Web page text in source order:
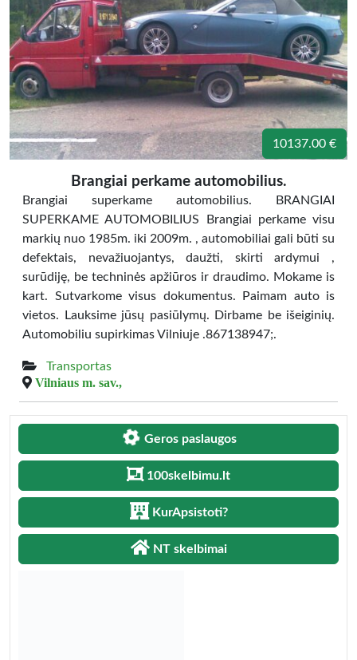
10137.00 €
Brangiai perkame automobilius.
Brangiai superkame automobilius. BRANGIAI
SUPERKAME AUTOMOBILIUS Brangiai perkame visu
markių nuo 1985m. iki 2009m. , automobiliai gali būti su
defektais, nevažiuojantys, daužti, skirti ardymui ,
surūdiję, be techninės apžiūros ir draudimo. Mokame is
kart. Sutvarkome visus dokumentus. Paimam auto is
vietos. Lauksime jūsų pasiūlymų. Dirbame be išeiginių.
Automobiliu supirkimas Vilniuje .867138947;.
Transportas
Vilniaus m. sav.,
Geros paslaugos
100skelbimu.lt
KurApsistoti?
NT skelbimai